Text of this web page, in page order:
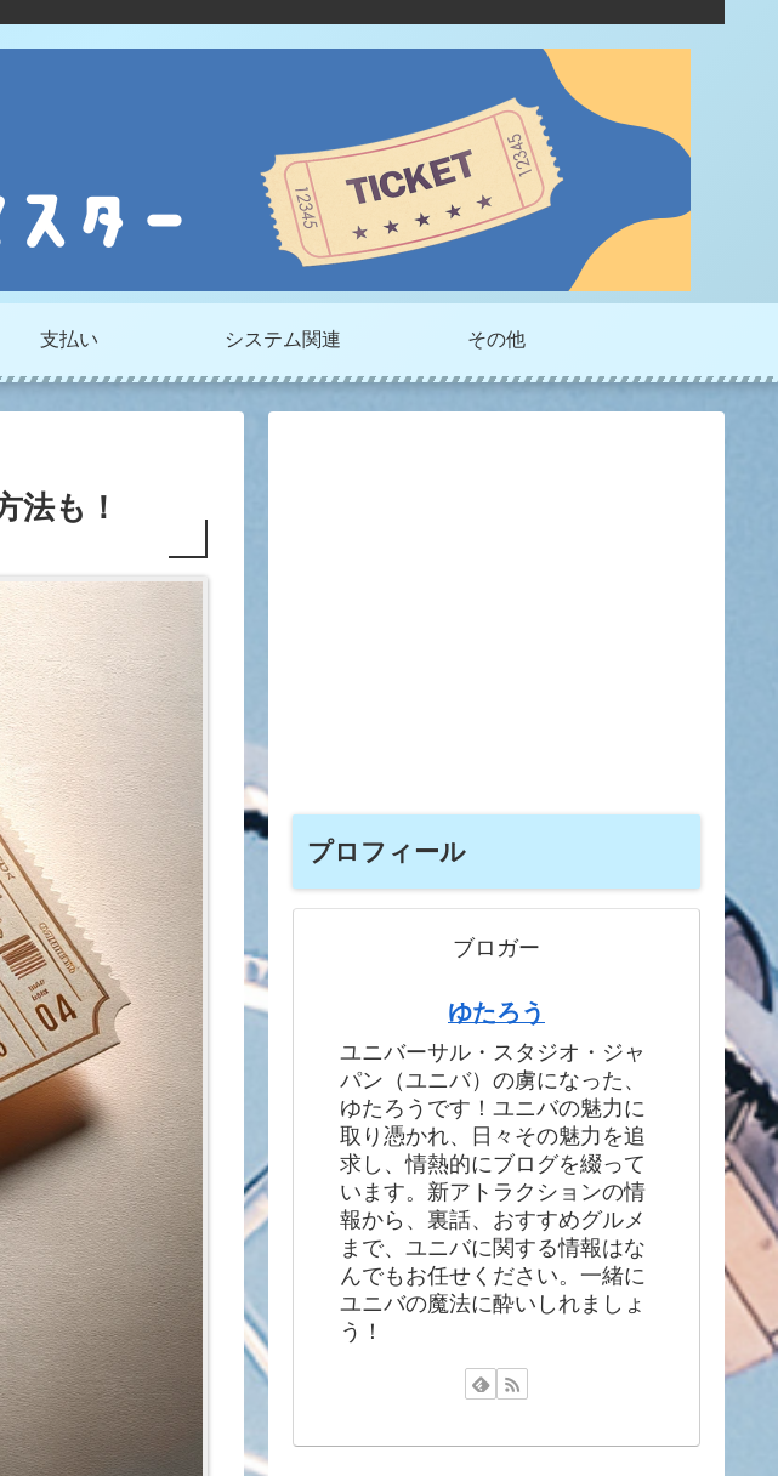
支払い システム関連 その他
法も！
プロフィール
ブロガー
ゆたろう
ユニバーサル・スタジオ・ジャ
パン（ユニバ）の虜になった、
ゆたろうです！ユニバの魅力に
取り憑かれ、日々その魅力を追
求し、情熱的にブログを綴って
います。新アトラクションの情
報から、裏話、おすすめグルメ
まで、ユニバに関する情報はな
んでもお任せください。一緒に
ユニバの魔法に酔いしれましょ
う！